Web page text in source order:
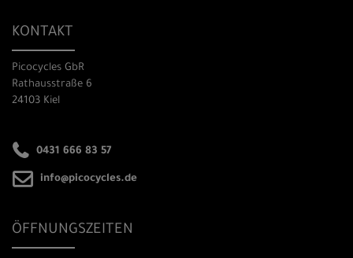
KONTAKT
Picocycles GbR
Rathausstraße 6
24103 Kiel
0431 666 83 57
info@picocycles.de
ÖFFNUNGSZEITEN